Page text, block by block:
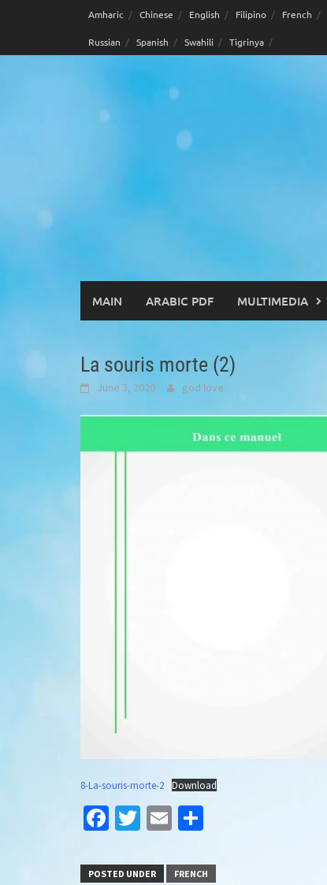
Amharic Chinese English Filipino French
Russian Spanish Swahili Tigrinya
MAIN ARABIC PDF MULTIMEDIA
La souris morte (2)
June 3, 2020 god love
8-La-souris-morte-2 Download
Facebook
Twitter
Email
POSTED UNDER
FRENCH